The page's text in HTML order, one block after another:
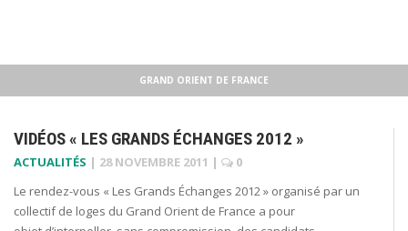
GRAND ORIENT DE FRANCE
VIDÉOS « LES GRANDS ÉCHANGES 2012 »
ACTUALITÉS | 28 NOVEMBRE 2011 |
0
Le rendez-vous « Les Grands Échanges 2012 » organisé par un
collectif de loges du Grand Orient de France a pour